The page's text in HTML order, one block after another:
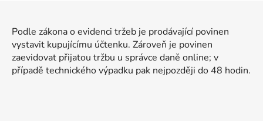
Podle zákona o evidenci tržeb je prodávající povinen
vystavit kupujícímu účtenku. Zároveň je povinen
zaevidovat přijatou tržbu u správce daně online; v
případě technického výpadku pak nejpozději do 48 hodin.